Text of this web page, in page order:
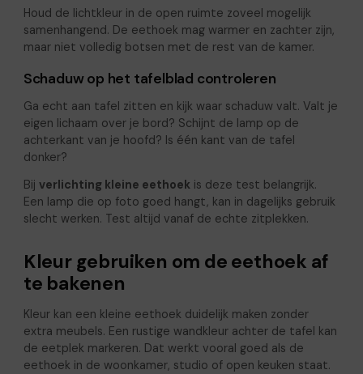
Houd de lichtkleur in de open ruimte zoveel mogelijk
samenhangend. De eethoek mag warmer en zachter zijn,
maar niet volledig botsen met de rest van de kamer.
Schaduw op het tafelblad controleren
Ga echt aan tafel zitten en kijk waar schaduw valt. Valt je
eigen lichaam over je bord? Schijnt de lamp op de
achterkant van je hoofd? Is één kant van de tafel
donker?
Bij verlichting kleine eethoekis deze test belangrijk.
Een lamp die op foto goed hangt, kan in dagelijks gebruik
slecht werken. Test altijd vanaf de echte zitplekken.
Kleur gebruiken om de eethoek af
te bakenen
Kleur kan een kleine eethoek duidelijk maken zonder
extra meubels. Een rustige wandkleur achter de tafel kan
de eetplek markeren. Dat werkt vooral goed als de
eethoek in de woonkamer, studio of open keuken staat.